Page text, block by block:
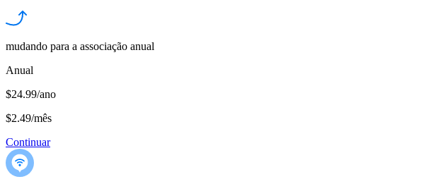
mudando para a associação anual
Anual
$24.99/ano
$2.49/mês
Continuar